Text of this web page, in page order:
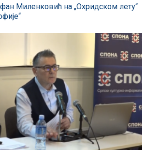
Миленковић на „Охридском лету“